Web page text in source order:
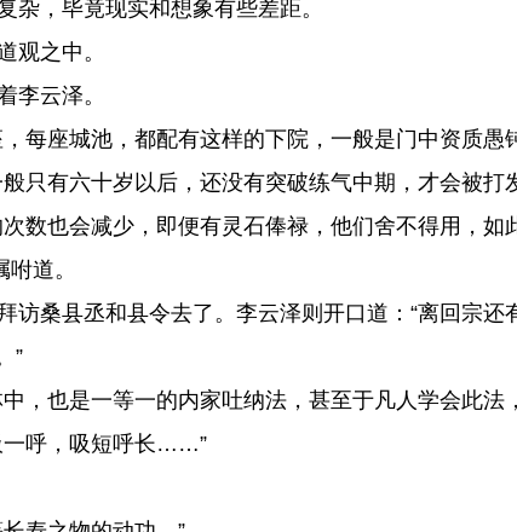
，毕竟现实和想象有些差距。
观之中。
李云泽。
每座城池，都配有这样的下院，一般是门中资质愚
只有六十岁以后，还没有突破练气中期，才会被打
数也会减少，即便有灵石俸禄，他们舍不得用，如
道。
桑县丞和县令去了。李云泽则开口道：“离回宗
”
，也是一等一的内家吐纳法，甚至于凡人学会此法
一呼，吸短呼长……”